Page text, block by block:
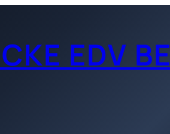
EDV